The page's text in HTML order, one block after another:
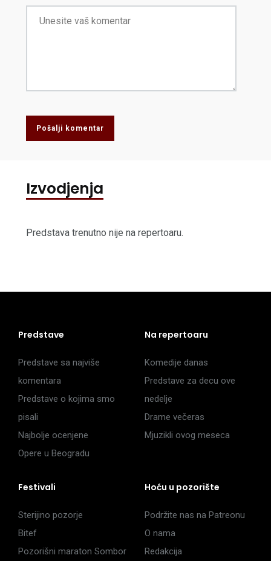
Pošalji komentar
Izvodjenja
Predstava trenutno nije na repertoaru.
Predstave
Predstave sa najviše
komentara
Predstave o kojima smo
pisali
Najbolje ocenjene
Opere u Beogradu
Na repertoaru
Komedije danas
Predstave za decu ove
nedelje
Drame večeras
Mjuzikli ovog meseca
Festivali
Sterijino pozorje
Bitef
Pozorišni maraton Sombor
Hoću u pozorište
Podržite nas na Patreonu
O nama
Redakcija